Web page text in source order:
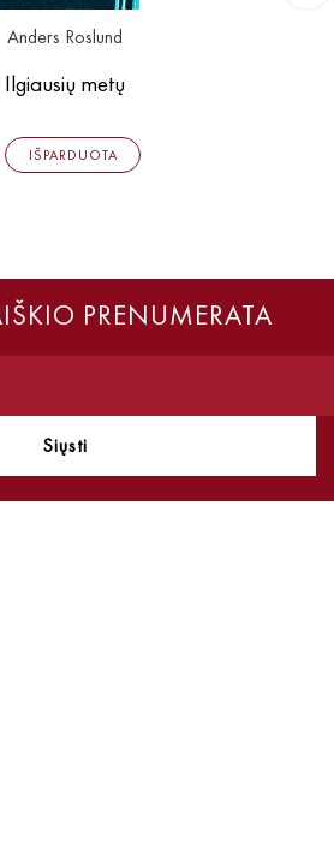
Anders Roslund
Ilgiausių metų
IŠPARDUOTA
PRENUMERATA
Siųsti